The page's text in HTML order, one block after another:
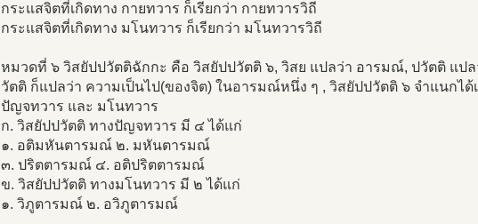
กระแสจิตที่เกิดทาง กายทวาร ก็เรียกว่า กายทวารวิถี
กระแสจิตที่เกิดทาง มโนทวาร ก็เรียกว่า มโนทวารวิถี
หมวดที่ ๖ วิสยัปปวัตติฉักกะ คือ วิสยัปปวัตติ ๖, วิสย แปลว่า อารมณ์, ปวัตติ แปล
วัตติ ก็แปลว่า ความเป็นไป(ของจิต) ในอารมณ์หนึ่ง ๆ , วิสยัปปวัตติ ๖ จำแนกไ
ปัญจทวาร และ มโนทวาร
ก. วิสยัปปวัตติ ทางปัญจทวาร มี ๔ ได้แก่
๑. อติมหันตารมณ์ ๒. มหันตารมณ์
๓. ปริตตารมณ์ ๔. อติปริตตารมณ์
ข. วิสยัปปวัตติ ทางมโนทวาร มี ๒ ได้แก่
๑. วิภูตารมณ์ ๒. อวิภูตารมณ์